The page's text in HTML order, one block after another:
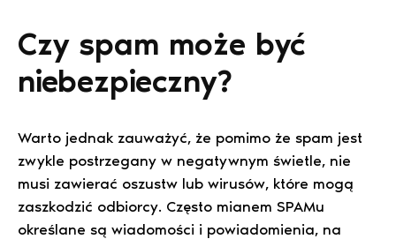
Czy spam może być
niebezpieczny?
Warto jednak zauważyć, że pomimo że spam jest
zwykle postrzegany w negatywnym świetle, nie
musi zawierać oszustw lub wirusów, które mogą
zaszkodzić odbiorcy. Często mianem SPAMu
określane są wiadomości i powiadomienia, na